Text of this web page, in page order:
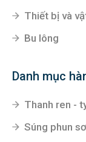
Thiết bị và
Bu lông
Danh mục
Thanh ren -
Súng phun